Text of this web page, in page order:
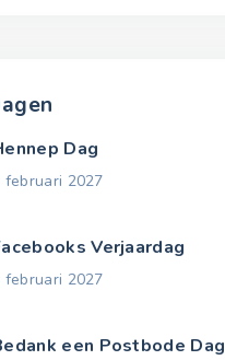
Dag
februari 2027
Verjaardag
februari 2027
een Postbode Dag